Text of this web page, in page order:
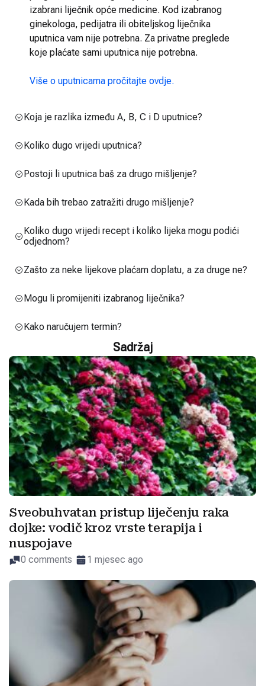
izabrani liječnik opće medicine. Kod izabranog
ginekologa, pedijatra ili obiteljskog liječnika
uputnica vam nije potrebna. Za privatne preglede
koje plaćate sami uputnica nije potrebna.
Više o uputnicama pročitajte ovdje.
Koja je razlika između A, B, C i D uputnice?
Koliko dugo vrijedi uputnica?
Postoji li uputnica baš za drugo mišljenje?
Kada bih trebao zatražiti drugo mišljenje?
Koliko dugo vrijedi recept i koliko lijeka mogu podići
odjednom?
Zašto za neke lijekove plaćam doplatu, a za druge ne?
Mogu li promijeniti izabranog liječnika?
Kako naručujem termin?
Sadržaj
Sveobuhvatan pristup liječenju raka
dojke: vodič kroz vrste terapija i
nuspojave
0 comments 1 mjesec ago